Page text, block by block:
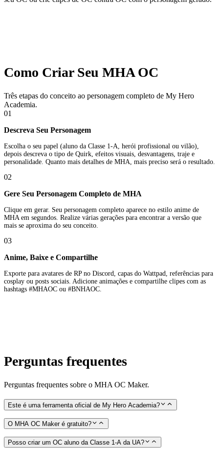
Como Criar Seu MHA OC
Três etapas do conceito ao personagem completo de My Hero
Academia.
01
Descreva Seu Personagem
Escolha o seu papel (aluno da Classe 1-A, herói profissional ou vilão),
depois descreva o tipo de Quirk, efeitos visuais, desvantagens, traje e
personalidade. Quanto mais detalhes de MHA, mais preciso será o resultado.
02
Gere Seu Personagem Completo de MHA
Clique em gerar. Seu personagem completo aparece no estilo anime de
MHA em segundos. Realize várias gerações para encontrar a versão que
mais se aproxima do seu conceito.
03
Anime, Baixe e Compartilhe
Exporte para avatares de RP no Discord, capas do Wattpad, referências para
cosplay ou posts sociais. Adicione animações e compartilhe clipes com as
hashtags #MHAOC ou #BNHAOC.
Perguntas frequentes
Perguntas frequentes sobre o MHA OC Maker.
Este é uma ferramenta oficial de My Hero Academia?
O MHA OC Maker é gratuito?
Posso criar um OC aluno da Classe 1-A da UA?